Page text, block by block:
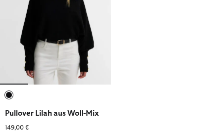
Pullover Lilah aus Woll-Mix
149,00 €